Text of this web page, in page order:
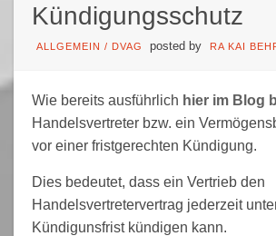
Kündigungsschutz
ALLGEMEIN / DVAG posted by RA KAI
Wie bereits ausführlich hier im Blog
Handelsvertreter bzw. ein
vor einer fristgerechten Kündigung.
Dies bedeutet, dass ein Vertrieb den
Handelsvertretervertrag jederzeit
Kündigunsfrist kündigen kann.